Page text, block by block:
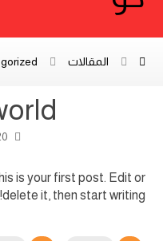
المقالات
20
is your first post. Edit or
delete it, then start writing!